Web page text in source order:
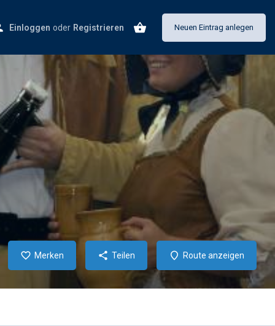
Einloggen oder Registrieren Neuen Eintrag anlegen
Merken Teilen Route anzeigen